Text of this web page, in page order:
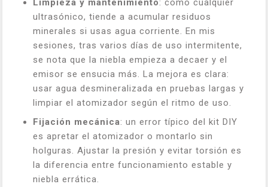
Limpieza y mantenimiento: como cualquier
ultrasónico, tiende a acumular residuos
minerales si usas agua corriente. En mis
sesiones, tras varios días de uso intermitente,
se nota que la niebla empieza a decaer y el
emisor se ensucia más. La mejora es clara:
usar agua desmineralizada en pruebas largas y
limpiar el atomizador según el ritmo de uso.
Fijación mecánica: un error típico del kit DIY
es apretar el atomizador o montarlo sin
holguras. Ajustar la presión y evitar torsión es
la diferencia entre funcionamiento estable y
niebla errática.